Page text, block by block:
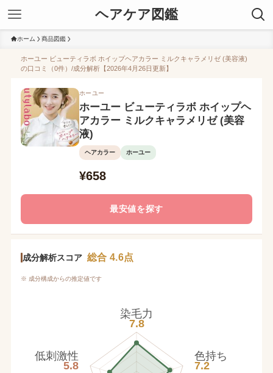
ヘアケア図鑑
ホーム 商品図鑑
ホーユー ビューティラボ ホイップヘアカラー ミルクキャラメリゼ (美容液)
の口コミ（0件）/成分解析【2026年4月26日更新】
ホーユー
ホーユー ビューティラボ ホイップヘ
アカラー ミルクキャラメリゼ (美容
液)
ヘアカラー ホーユー
¥658
最安値を探す
成分解析スコア 総合 4.6点
※ 成分構成からの推定値です
染毛力
7.8
色持ち
7.2
低刺激性
5.8